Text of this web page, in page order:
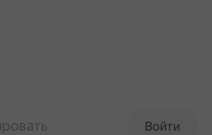
Войти